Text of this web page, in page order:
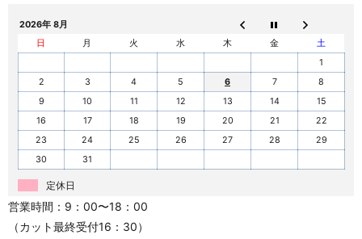
2026年 8月
日
月 火 水 木 金
土
1
2
3 4 5 6 7
8
9
10 11 12 13 14
15
16
17 18 19 20 21
22
23
24 25 26 27 28
29
30
31
定休日
営業時間：9：00〜18：00
（カット最終受付16：30）